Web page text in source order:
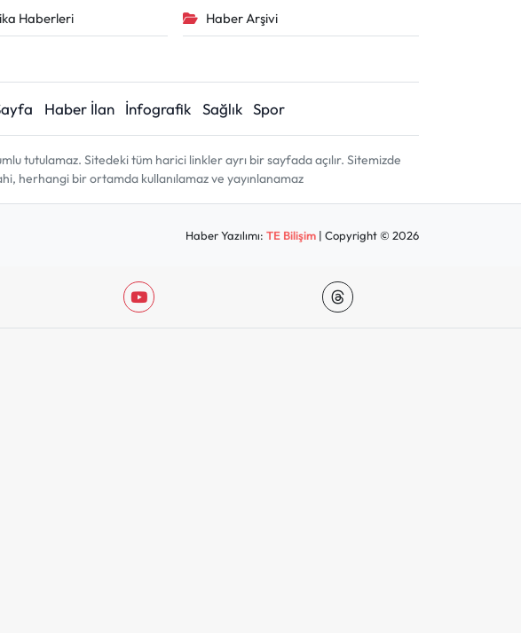
Haberleri Haber Arşivi
Haber İlan İnfografik Sağlık Spor
tutulamaz. Sitedeki tüm harici linkler ayrı bir sayfada açılır. Sitemizde
herhangi bir ortamda kullanılamaz ve yayınlanamaz
Haber Yazılımı:TE Bilişim | Copyright © 2026